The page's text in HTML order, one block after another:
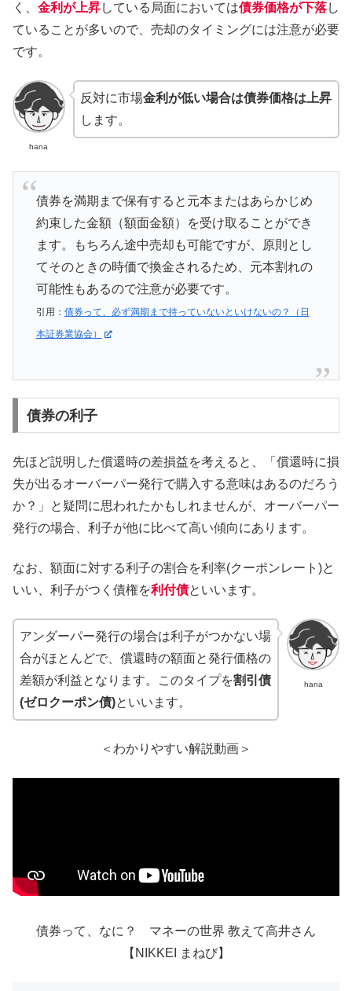
く、 金利が上昇している局面においては債券価格が下落し
ていることが多いので、売却のタイミングには注意が必要
です。
hana
反対に市場金利が低い場合は債券価格は上昇
します。
債券を満期まで保有すると元本またはあらかじめ
約束した金額（額面金額）を受け取ることができ
ます。もちろん途中売却も可能ですが、原則とし
てそのときの時価で換金されるため、元本割れの
可能性もあるので注意が必要です。
引用： 債券って、必ず満期まで持っていないといけないの？（日
本証券業協会）
債券の利子
先ほど説明した償還時の差損益を考えると、「償還時に損
失が出るオーバーパー発行で購入する意味はあるのだろう
か？」と疑問に思われたかもしれませんが、オーバーパー
発行の場合、利子が他に比べて高い傾向にあります。
なお、額面に対する利子の割合を利率(クーポンレート)と
いい、利子がつく債権を利付債といいます。
hana
アンダーパー発行の場合は利子がつかない場
合がほとんどで、償還時の額面と発行価格の
差額が利益となります。このタイプを割引債
(ゼロクーポン債)といいます。
＜わかりやすい解説動画＞
債券って、なに？ マネーの世界 教えて高井さん
【NIKKEI まねび】